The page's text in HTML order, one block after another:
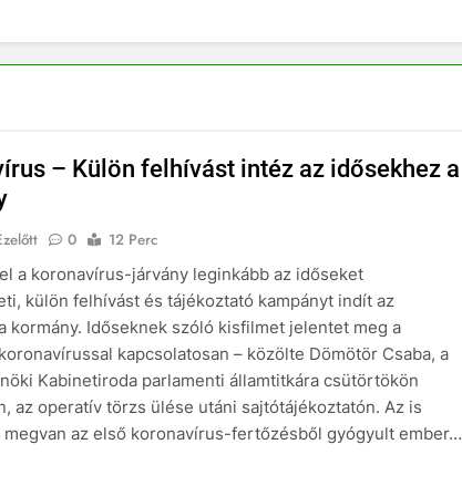
– Külön felhívást intéz az idősekhez a
0
12 Perc
a koronavírus-járvány leginkább az időseket
külön felhívást és tájékoztató kampányt indít az
kormány. Időseknek szóló kisfilmet jelentet meg a
kapcsolatosan – közölte Dömötör Csaba, a
Kabinetiroda parlamenti államtitkára csütörtökön
az operatív törzs ülése utáni sajtótájékoztatón. Az is
megvan az első koronavírus-fertőzésből gyógyult ember…